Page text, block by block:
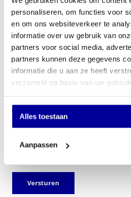
personaliseren, om functies voor
en om ons websiteverkeer te
informatie over uw gebruik van
partners voor social media,
partners kunnen deze gegevens
informatie die u aan ze heeft
verzameld op basis van uw
Alles toestaan
Aanpassen
Offerte aanvragen
Schrijf u in voor
eerste onze acties en aanbiedingen in
u dan in voor onze nieuwsbrief door hier
achter te laten.
Versturen